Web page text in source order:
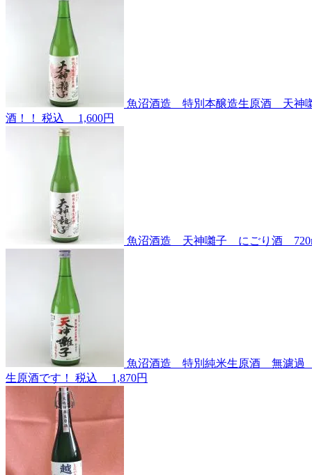
魚沼酒造 特別本醸造生原酒 天神
酒！！
税込 1,600円
魚沼酒造 天神囃子 にごり酒
魚沼酒造 特別純米生原酒 無濾
生原酒です！
税込 1,870円